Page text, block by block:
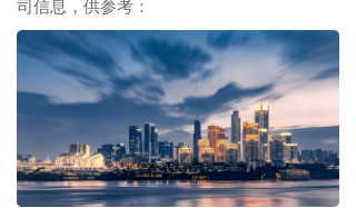
司信息，供参考：